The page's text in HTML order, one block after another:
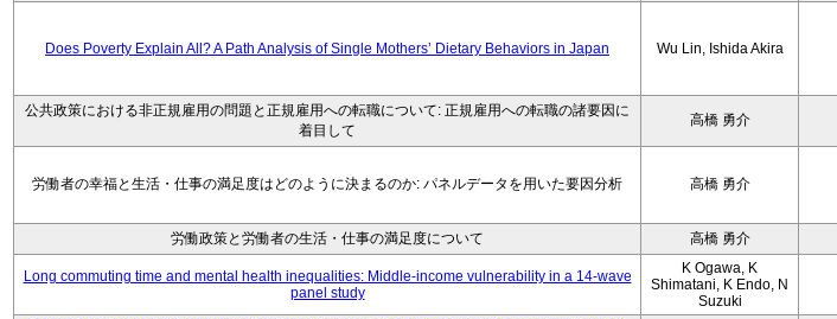
Does Poverty Explain All? A Path Analysis of Single Mothers’ Dietary Behaviors in Japan Wu Lin, Ishida Akira
公共政策における非正規雇用の問題と正規雇用への転職について: 正規雇用への転職の諸要因に
着目して
高橋 勇介
労働者の幸福と生活・仕事の満足度はどのように決まるのか: パネルデータを用いた要因分析 高橋 勇介
労働政策と労働者の生活・仕事の満足度について
高橋 勇介
Long commuting time and mental health inequalities: Middle-income vulnerability in a 14-wave
panel study
K Ogawa, K
Shimatani, K Endo, N
Suzuki